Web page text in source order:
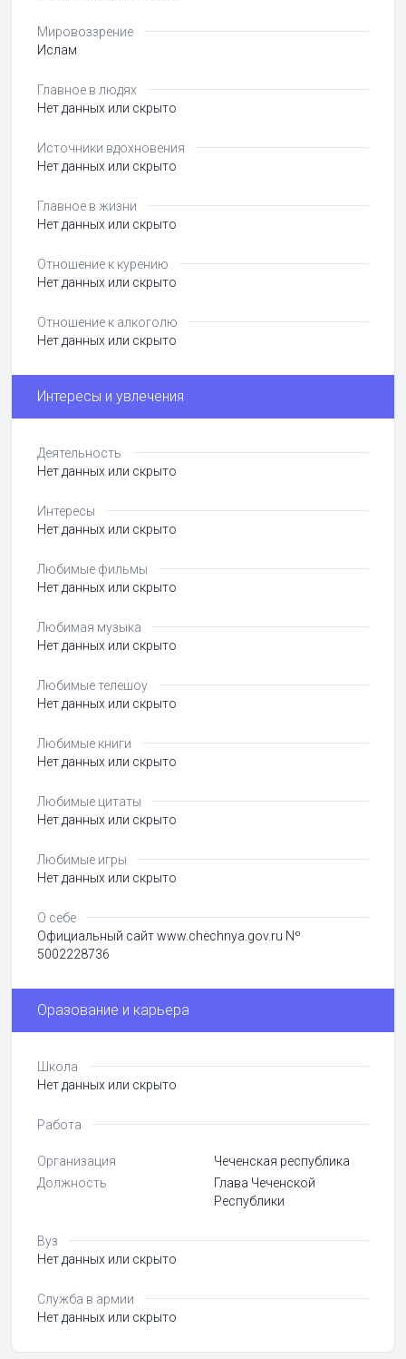
Мировоззрение
Ислам
Главное в людях
Нет данных или скрыто
Источники вдохновения
Нет данных или скрыто
Главное в жизни
Нет данных или скрыто
Отношение к курению
Нет данных или скрыто
Отношение к алкоголю
Нет данных или скрыто
Интересы и увлечения
Деятельность
Нет данных или скрыто
Интересы
Нет данных или скрыто
Любимые фильмы
Нет данных или скрыто
Любимая музыка
Нет данных или скрыто
Любимые телешоу
Нет данных или скрыто
Любимые книги
Нет данных или скрыто
Любимые цитаты
Нет данных или скрыто
Любимые игры
Нет данных или скрыто
О себе
Официальный сайт www.chechnya.gov.ru Nº
5002228736
Оразование и карьера
Школа
Нет данных или скрыто
Работа
Организация
Чеченская республика
Должность
Глава Чеченской
Республики
Вуз
Нет данных или скрыто
Служба в армии
Нет данных или скрыто